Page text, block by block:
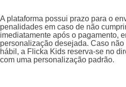
A plataforma possui prazo para o
penalidades em caso de não
imediatamente após o pagamento,
personalização desejada. Caso
hábil, a Flicka Kids reserva-se no
com uma personalização padrão.